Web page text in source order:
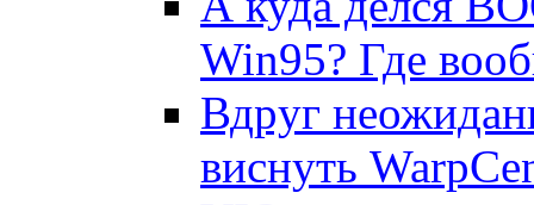
Win95? Где
Вдpуг
виснуть